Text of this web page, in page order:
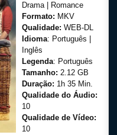
Drama | Romance
Formato: MKV
Qualidade: WEB-DL
Idioma: Português |
Inglês
Legenda: Português
Tamanho: 2.12 GB
Duração: 1h 35 Min.
Qualidade do Áudio:
10
Qualidade de Vídeo:
10